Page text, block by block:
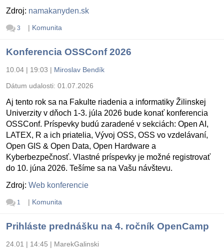
Zdroj: namakanyden.sk
3 | Komunita
Konferencia OSSConf 2026
10.04 | 19:03 | Miroslav Bendík
Dátum udalosti: 01.07.2026
Aj tento rok sa na Fakulte riadenia a informatiky Žilinskej
Univerzity v dňoch 1-3. júla 2026 bude konať konferencia
OSSConf. Príspevky budú zaradené v sekciách: Open AI,
LATEX, R a ich priatelia, Vývoj OSS, OSS vo vzdelávaní,
Open GIS & Open Data, Open Hardware a
Kyberbezpečnosť. Vlastné príspevky je možné registrovať
do 10. júna 2026. Tešíme sa na Vašu návštevu.
Zdroj: Web konferencie
1 | Komunita
Prihláste prednášku na 4. ročník OpenCamp
24.01 | 14:45 | MarekGalinski